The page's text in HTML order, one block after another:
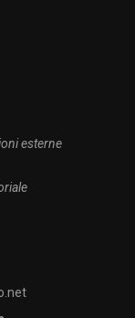
esterne